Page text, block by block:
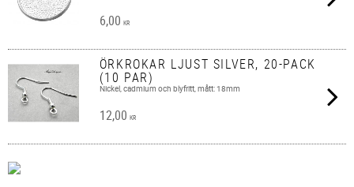
6,00 KR
ÖRKROKAR LJUST SILVER, 20-PACK
(10 PAR)
Nickel, cadmium och blyfritt, mått: 18mm
12,00 KR